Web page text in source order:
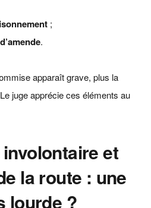
;
.
apparaît grave, plus la
juge apprécie ces éléments au
et
la route : une
lourde ?